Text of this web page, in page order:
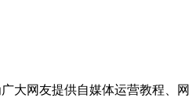
大网友提供自媒体运营教程、网